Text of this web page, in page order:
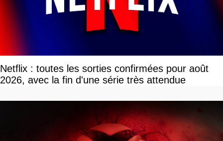
Netflix : toutes les sorties confirmées pour août
2026, avec la fin d'une série très attendue